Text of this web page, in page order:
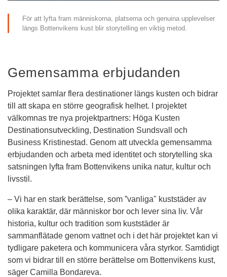
För att lyfta fram människorna, platserna och genuina upplevelser
längs Bottenvikens kust blir storytelling en viktig metod.
Gemensamma erbjudanden
Projektet samlar flera destinationer längs kusten och bidrar
till att skapa en större geografisk helhet. I projektet
välkomnas tre nya projektpartners: Höga Kusten
Destinationsutveckling, Destination Sundsvall och
Business Kristinestad. Genom att utveckla gemensamma
erbjudanden och arbeta med identitet och storytelling ska
satsningen lyfta fram Bottenvikens unika natur, kultur och
livsstil.
– Vi har en stark berättelse, som ”vanliga" kuststäder av
olika karaktär, där människor bor och lever sina liv. Vår
historia, kultur och tradition som kuststäder är
sammanflätade genom vattnet och i det här projektet kan vi
tydligare paketera och kommunicera våra styrkor. Samtidigt
som vi bidrar till en större berättelse om Bottenvikens kust,
säger Camilla Bondareva.